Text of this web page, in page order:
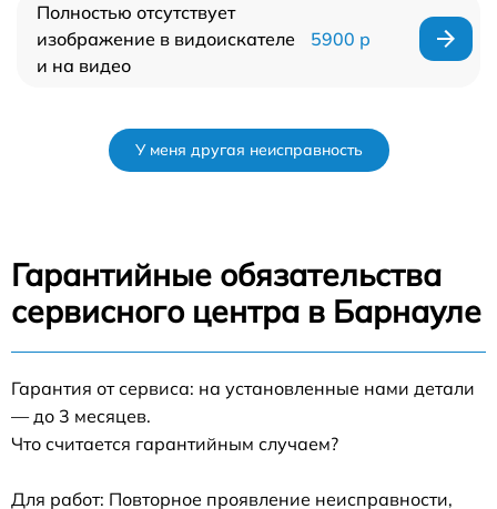
Полностью отсутствует
изображение в видоискателе
и на видео
5900 р
У меня другая неисправность
Гарантийные обязательства
сервисного центра в Барнауле
Гарантия от сервиса: на установленные нами детали
— до 3 месяцев.
Что считается гарантийным случаем?
Для работ: Повторное проявление неисправности,